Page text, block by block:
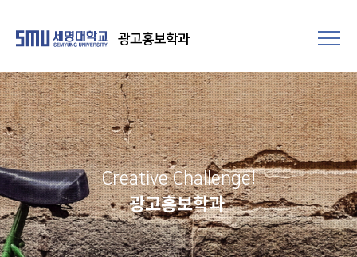
광고홍보학과
Creative Challenge!
광고홍보학과